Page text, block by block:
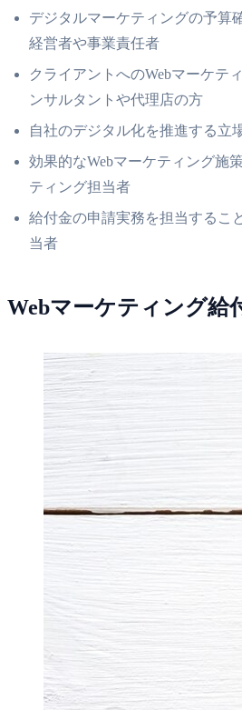
デジタルマーケティングの予算
経営者や事業責任者
クライアントへのWebマーケテ
ンサルタントや代理店の方
自社のデジタル化を推進する立
効果的なWebマーケティング施
ティング担当者
給付金の申請実務を担当するこ
当者
Webマーケティング給